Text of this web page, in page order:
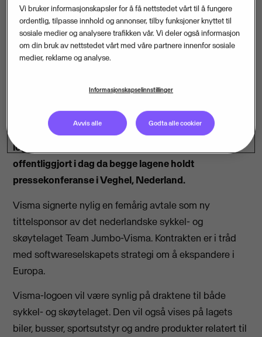
Med Visma som ny tittelsponsor starter Team
Jumbo-Visma det nye året i nye drakter med Visma-
logoen. De første bildene av de nye draktene ble
offentliggjort i dag da begge lagene holdt
pressekonferanse i Veghel, Nederland.
Visma signerte nylig en femårig avtale som ny
tittelsponsor av det nederlandske sykkel- og
skøytelaget Team Jumbo-Visma. Kontrakten er i tråd
med softwareselskapets strategi om å ekspandere i
Europa.
Visma-logoen vil være synlig på draktene til både
sykkel- og skøytelaget. Den vil også vises på lagets
biler, busser, sportsutstyr og andre produkter relatert til
Vi bruker informasjonskapsler for å få nettstedet vårt til å fungere
ordentlig, tilpasse innhold og annonser, tilby funksjoner knyttet til
sosiale medier og analysere trafikken vår. Vi deler også informasjon
om din bruk av nettstedet vårt med våre partnere innenfor sosiale
medier, reklame og analyse.
Informasjonskapselinnstillinger
Avvis alle Godta alle cookier